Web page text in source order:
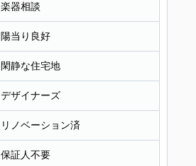
楽器相談
陽当り良好
閑静な住宅地
デザイナーズ
リノベーション済
保証人不要